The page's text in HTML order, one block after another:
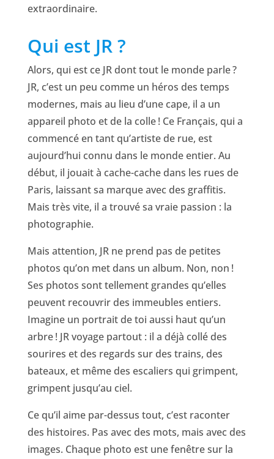
extraordinaire.
Qui est JR ?
Alors, qui est ce JR dont tout le monde parle ?
JR, c’est un peu comme un héros des temps
modernes, mais au lieu d’une cape, il a un
appareil photo et de la colle ! Ce Français, qui a
commencé en tant qu’artiste de rue, est
aujourd’hui connu dans le monde entier. Au
début, il jouait à cache-cache dans les rues de
Paris, laissant sa marque avec des graffitis.
Mais très vite, il a trouvé sa vraie passion : la
photographie.
Mais attention, JR ne prend pas de petites
photos qu’on met dans un album. Non, non !
Ses photos sont tellement grandes qu’elles
peuvent recouvrir des immeubles entiers.
Imagine un portrait de toi aussi haut qu’un
arbre ! JR voyage partout : il a déjà collé des
sourires et des regards sur des trains, des
bateaux, et même des escaliers qui grimpent,
grimpent jusqu’au ciel.
Ce qu’il aime par-dessus tout, c’est raconter
des histoires. Pas avec des mots, mais avec des
images. Chaque photo est une fenêtre sur la